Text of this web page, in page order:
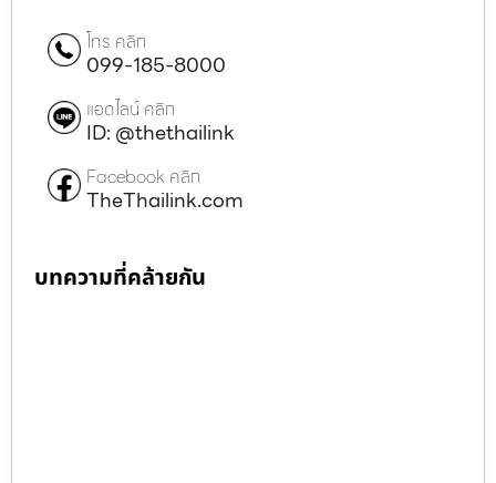
โทร คลิก
099-185-8000
แอดไลน์ คลิก
ID: @thethailink
Facebook คลิก
TheThailink.com
บทความที่คล้ายกัน